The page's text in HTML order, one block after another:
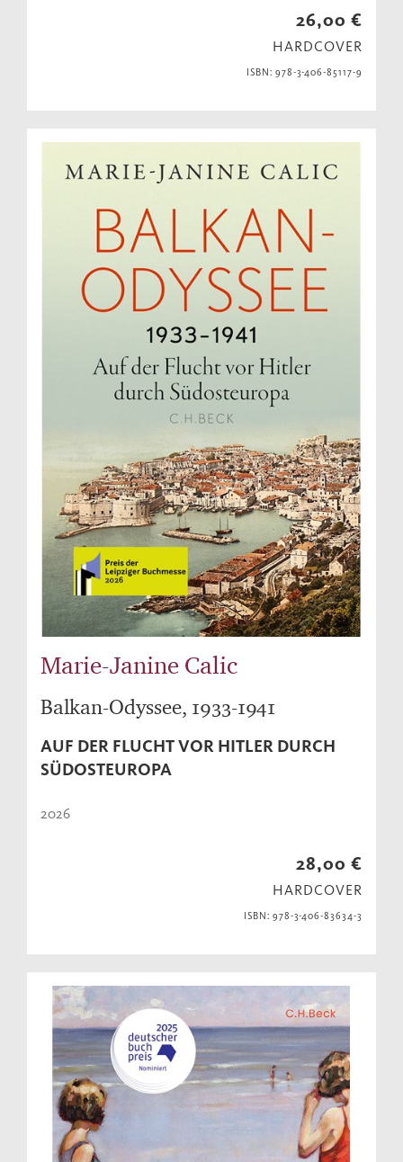
26,00 €
HARDCOVER
ISBN: 978-3-406-85117-9
Marie-Janine Calic
Balkan-Odyssee, 1933-1941
AUF DER FLUCHT VOR HITLER DURCH
SÜDOSTEUROPA
2026
28,00 €
HARDCOVER
ISBN: 978-3-406-83634-3